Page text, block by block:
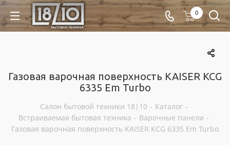
0
Газовая варочная поверхность KAISER KCG
6335 Em Turbo
Салон бытовой техники 18|10 - Каталог -
Встраиваемая бытовая техника - Варочные панели -
Газовая варочная поверхность KAISER KCG 6335 Em Turbo